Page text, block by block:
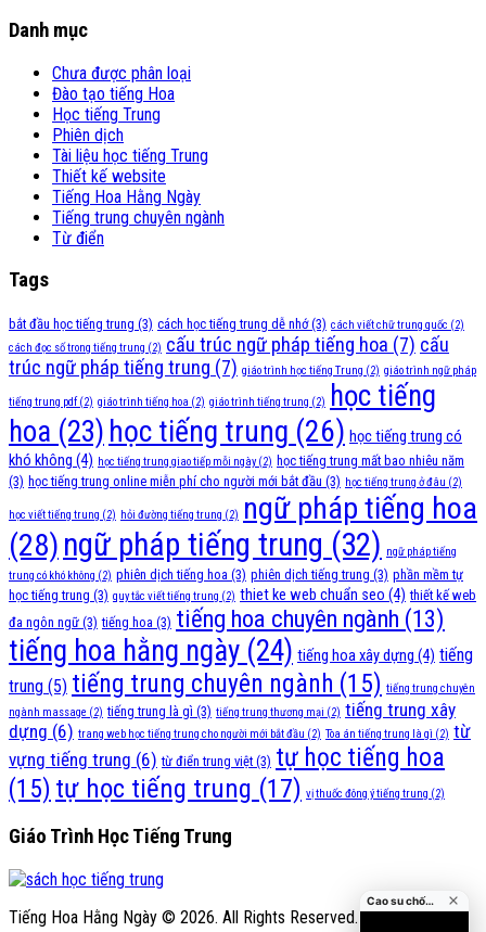
Danh mục
Chưa được phân loại
Đào tạo tiếng Hoa
Học tiếng Trung
Phiên dịch
Tài liệu học tiếng Trung
Thiết kế website
Tiếng Hoa Hằng Ngày
Tiếng trung chuyên ngành
Từ điển
Tags
bắt đầu học tiếng trung (3) cách học tiếng trung dễ nhớ(3) cách viết chữ trung quốc (2)
cách đọc số trong tiếng trung (2) cấu trúc ngữ pháp tiếng hoa (7) cấu
trúc ngữ pháp tiếng trung (7) giáo trình học tiếng Trung (2) giáo trình ngữ pháp
tiếng trung pdf (2) giáo trình tiếng hoa (2) giáo trình tiếng trung (2)
học tiếng
hoa (23) học tiếng trung (26) học tiếng trung có
khó không (4) học tiếng trung giao tiếp mỗi ngày(2) học tiếng trung mất bao nhiêu năm
(3) học tiếng trung online miễn phí cho người mới bắt đầu (3) học tiếng trung ở đâu (2)
học viết tiếng trung (2) hỏi đường tiếng trung (2) ngữ pháp tiếng hoa
(28) ngữ pháp tiếng trung (32) ngữ pháp tiếng
trung có khó không (2) phiên dịch tiếng hoa (3) phiên dịch tiếng trung (3) phần mềm tự
học tiếng trung (3) quy tắc viết tiếng trung (2) thiet ke web chuẩn seo (4) thiết kế web
đa ngôn ngữ (3) tiếng hoa (3) tiếng hoa chuyên ngành (13)
tiếng hoa hằng ngày (24) tiếng hoa xây dựng (4) tiếng
trung (5) tiếng trung chuyên ngành (15) tiếng trung chuyên
ngành massage (2) tiếng trung là gì (3) tiếng trung thương mại (2) tiếng trung xây
dựng (6) trang web học tiếng trung cho người mới bắt đầu (2) Tòa án tiếng trung là gì (2) từ
vựng tiếng trung (6) từ điển trung việt (3) tự học tiếng hoa
(15) tự học tiếng trung (17) vị thuốc đông ý tiếng trung (2)
Giáo Trình Học Tiếng Trung
Tiếng Hoa Hằng Ngày © 2026. All Rights Reserved.
Cao su chống va đập cửa